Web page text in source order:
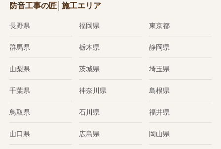
防音工事の匠│施工エリア
長野県 福岡県 東京都
群馬県 栃木県 静岡県
山梨県 茨城県 埼玉県
千葉県 神奈川県 島根県
鳥取県 石川県 福井県
山口県 広島県 岡山県